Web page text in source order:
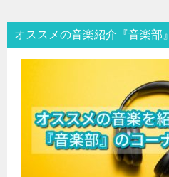
オススメの音楽紹介『音楽部』